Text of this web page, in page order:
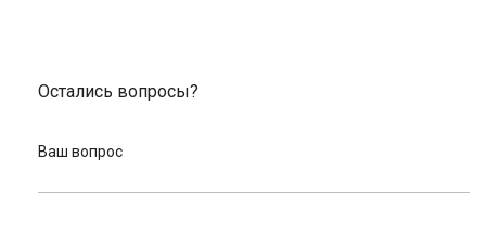
Остались вопросы?
Ваш вопрос